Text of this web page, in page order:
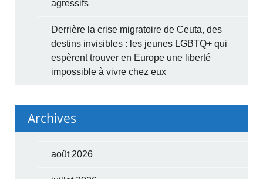
agressifs
Derrière la crise migratoire de Ceuta, des
destins invisibles : les jeunes LGBTQ+ qui
espèrent trouver en Europe une liberté
impossible à vivre chez eux
Archives
août 2026